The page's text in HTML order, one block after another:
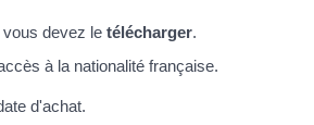
vous devez letélécharger.
à la nationalité française.
d'achat.